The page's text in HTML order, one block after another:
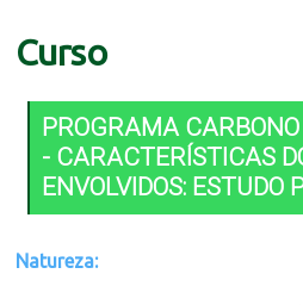
Curso
PROGRAMA
- CARACTERÍSTICAS
ENVOLVIDOS: ESTUDO
Natureza: